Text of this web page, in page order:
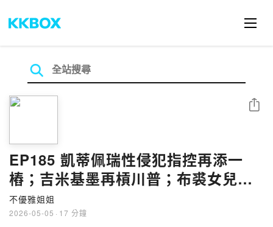
EP185 凱蒂佩瑞性侵犯指控再添一
樁；吉米基墨再槓川普；布裘女兒夏
蘿幫 KPOP 女星伴舞；一世代成員爆
發肢體衝突
不優雅姐姐
2026-05-05 · 17 分鐘
分享